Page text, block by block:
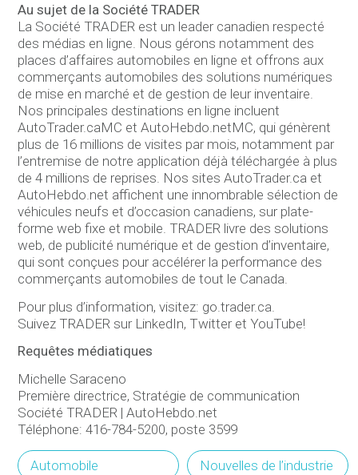
Au sujet de la Société TRADER
La Société TRADER est un leader canadien respecté
des médias en ligne. Nous gérons notamment des
places d’affaires automobiles en ligne et offrons aux
commerçants automobiles des solutions numériques
de mise en marché et de gestion de leur inventaire.
Nos principales destinations en ligne incluent
AutoTrader.caMC et AutoHebdo.netMC, qui génèrent
plus de 16 millions de visites par mois, notamment par
l’entremise de notre application déjà téléchargée à plus
de 4 millions de reprises. Nos sites AutoTrader.ca et
AutoHebdo.net affichent une innombrable sélection de
véhicules neufs et d’occasion canadiens, sur plate-
forme web fixe et mobile. TRADER livre des solutions
web, de publicité numérique et de gestion d’inventaire,
qui sont conçues pour accélérer la performance des
commerçants automobiles de tout le Canada.
Pour plus d’information, visitez: go.trader.ca.
Suivez TRADER sur LinkedIn, Twitter et YouTube!
Requêtes médiatiques
Michelle Saraceno
Première directrice, Stratégie de communication
Société TRADER | AutoHebdo.net
Téléphone: 416-784-5200, poste 3599
Automobile Nouvelles de l’industrie